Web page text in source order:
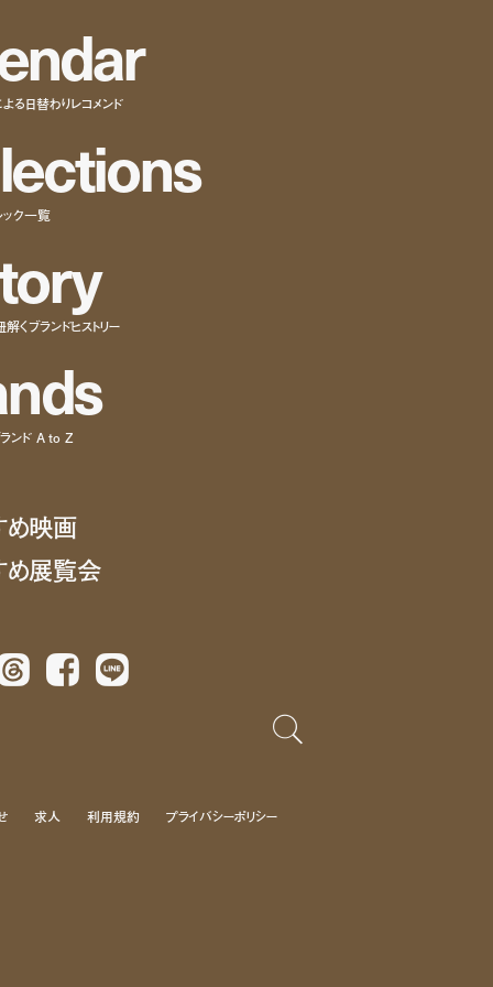
ndar
る日替わりレコメンド
ections
ック一覧
ory
くブランドヒストリー
nds
ランド A to Z
映画
展覧会
Facebook LINE
求人 利用規約 プライバシーポリシー